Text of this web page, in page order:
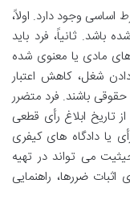
اساسی وجود دارد. اولاً،
باشد. ثانیاً، فرد باید
مادی یا معنوی شده
شغل، کاهش اعتبار
باشند. فرد متضرر
تاریخ ابلاغ رأی قطعی
یا دادگاه های کیفری
می تواند در تهیه
ضررها، راهنمایی